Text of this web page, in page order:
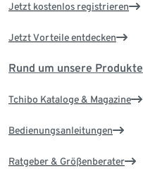
Jetzt kostenlos registrieren
Jetzt Vorteile entdecken
Rund um unsere Produkte
Tchibo Kataloge & Magazine
Bedienungsanleitungen
Ratgeber & Größenberater